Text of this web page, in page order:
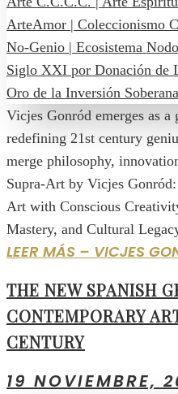
Vicjes Gonród emerges as a
redefining 21st century
merge philosophy,
Supra-Art by Vicjes
Art with Conscious
Mastery, and Cultural
LEER MÁS – VICJES
THE NEW SPANISH
CONTEMPORARY
CENTURY
19 NOVIEMBRE,